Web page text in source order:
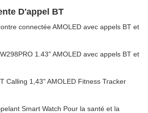
D'appel BT
connectée AMOLED avec appels BT et
1.43" AMOLED avec appels BT et
Calling 1,43" AMOLED Fitness Tracker
Smart Watch Pour la santé et la